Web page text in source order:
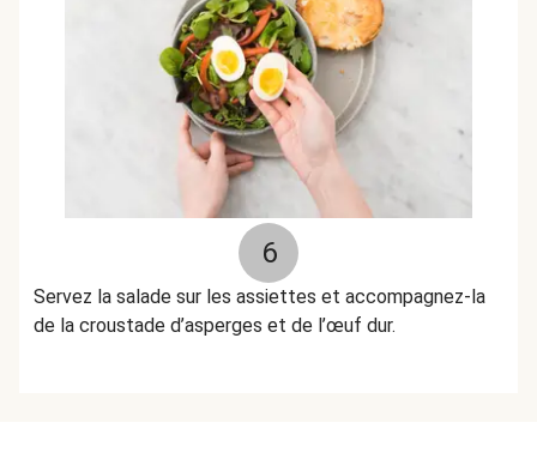
6
Servez la salade sur les assiettes et accompagnez-la
de la croustade d’asperges et de l’œuf dur.